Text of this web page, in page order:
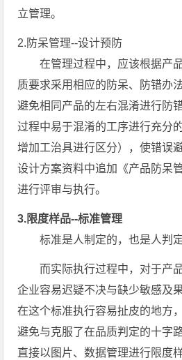
立管理。
2.防呆管理--设计预防
在管理过程中，应该根据产
质要求采用相应的防呆、防错办
避免相同产品的左右混淆进行防
过程中易于混淆的工序进行充分
增加工治具进行区分），使错误
设计方案资料中追加《产品防呆
进行评审与执行。
3.限度样品--标准管理
标准是人制定的，也是人判定
而实际执行过程中，对于产
企业容易迟疑不决与缺少敏感及
在这个标准执行容易扯皮的地方
避免与克服了在品质判定的十字
直接以图片、数据管理进行限度